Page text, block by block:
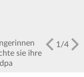
1/4
sie ihre